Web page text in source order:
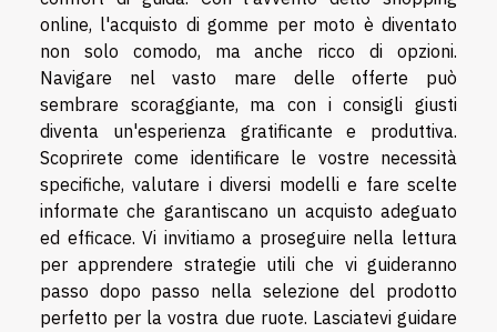
online, l'acquisto di gomme per moto è diventato
non solo comodo, ma anche ricco di opzioni.
Navigare nel vasto mare delle offerte può
sembrare scoraggiante, ma con i consigli giusti
diventa un'esperienza gratificante e produttiva.
Scoprirete come identificare le vostre necessità
specifiche, valutare i diversi modelli e fare scelte
informate che garantiscano un acquisto adeguato
ed efficace. Vi invitiamo a proseguire nella lettura
per apprendere strategie utili che vi guideranno
passo dopo passo nella selezione del prodotto
perfetto per la vostra due ruote. Lasciatevi guidare